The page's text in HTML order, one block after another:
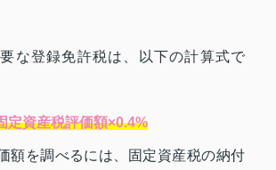
な登録免許税は、以下の計算式で
定資産税評価額×0.4%
額を調べるには、固定資産税の納付